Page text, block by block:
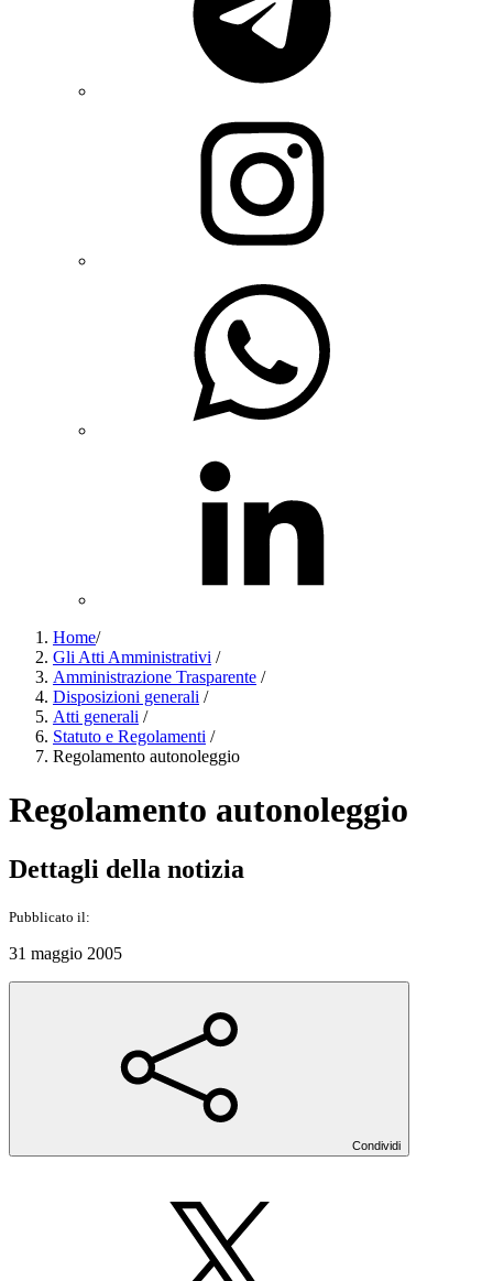
Home/
Gli Atti Amministrativi /
Amministrazione Trasparente /
Disposizioni generali /
Atti generali /
Statuto e Regolamenti /
Regolamento autonoleggio
Regolamento autonoleggio
Dettagli della notizia
Pubblicato il:
31 maggio 2005
Condividi